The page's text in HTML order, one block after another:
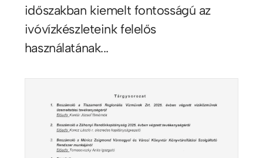
időszakban kiemelt fontosságú az
ivóvízkészleteink felelős
használatának...